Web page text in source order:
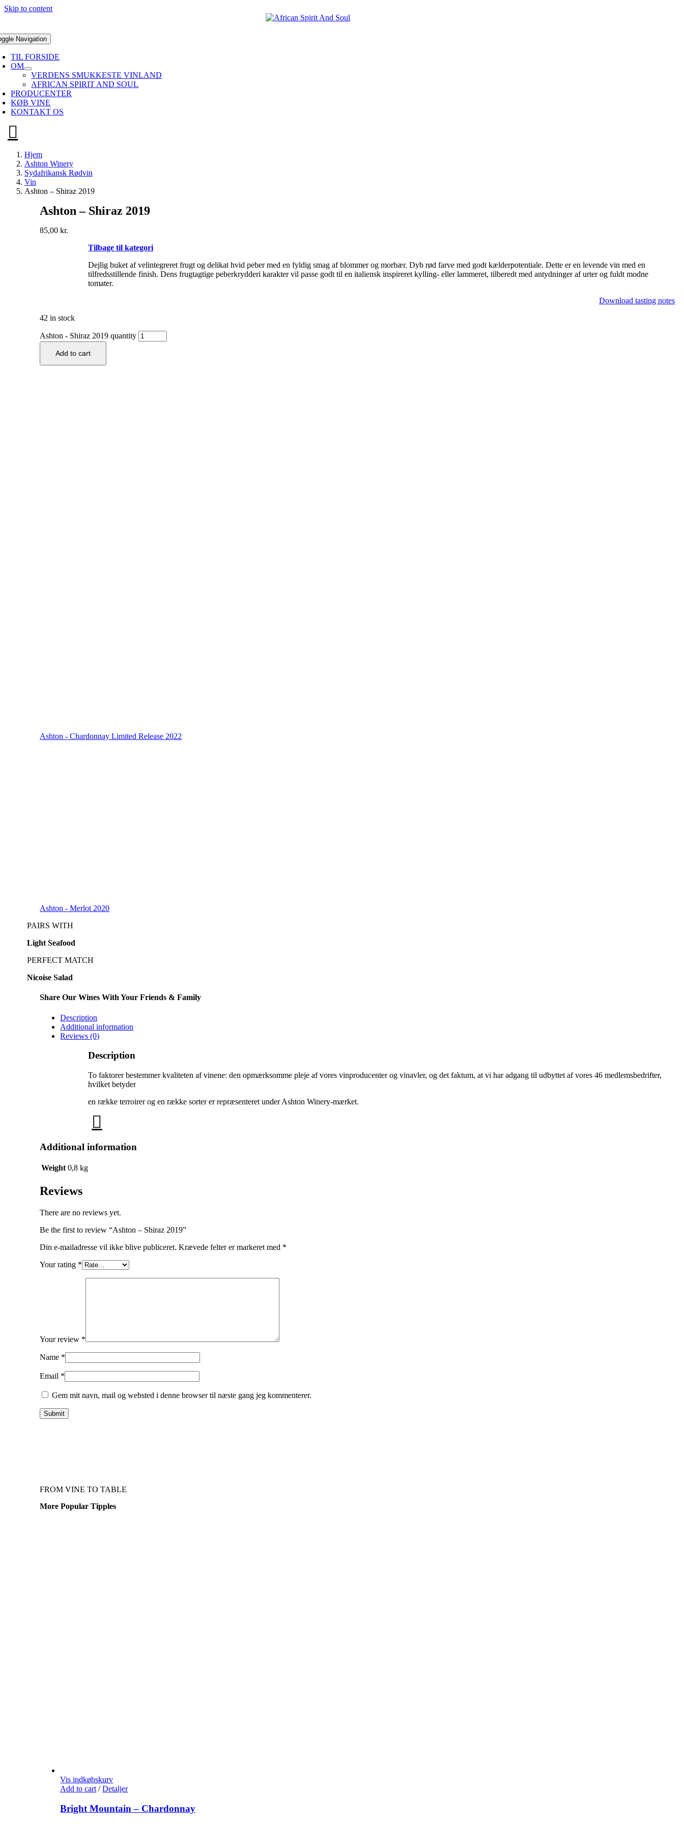
Skip to content
Navigation
TIL FORSIDE
OM
VERDENS SMUKKESTE VINLAND
AFRICAN SPIRIT AND SOUL
PRODUCENTER
KØB VINE
KONTAKT OS
Hjem
Ashton Winery
Sydafrikansk Rødvin
Vin
Ashton – Shiraz 2019
Ashton – Shiraz 2019
85,00kr.
Tilbage til kategori
Dejlig buket af velintegreret frugt og delikat hvid peber med en fyldig smag af blommer og morbær. Dyb rød farve med godt kælderpotentiale. Dette er en levende vin med en
tilfredsstillende finish. Dens frugtagtige peberkrydderi karakter vil passe godt til en italiensk inspireret kylling- eller lammeret, tilberedt med antydninger af urter og fuldt modne
tomater.
Download tasting notes
42 in stock
Ashton - Shiraz 2019 quantity
Add to cart
Ashton - Chardonnay Limited Release 2022
Ashton - Merlot 2020
PAIRS WITH
Light Seafood
PERFECT MATCH
Nicoise Salad
Share Our Wines With Your Friends & Family
Description
Additional information
Reviews (0)
Description
To faktorer bestemmer kvaliteten af vinene: den opmærksomme pleje af vores vinproducenter og vinavler, og det faktum, at vi har adgang til udbyttet af vores 46 medlemsbedrifter,
hvilket betyder
en række terroirer og en række sorter er repræsenteret under Ashton Winery-mærket.
Additional information
Weight 0,8 kg
Reviews
There are no reviews yet.
Be the first to review “Ashton – Shiraz 2019”
Din e-mailadresse vil ikke blive publiceret. Krævede felter er markeret med *
Your rating *
Your review *
Name *
Email *
Gem mit navn, mail og websted i denne browser til næste gang jeg kommenterer.
FROM VINE TO TABLE
More Popular Tipples
Vis indkøbskurv
Add to cart / Detaljer
Bright Mountain – Chardonnay